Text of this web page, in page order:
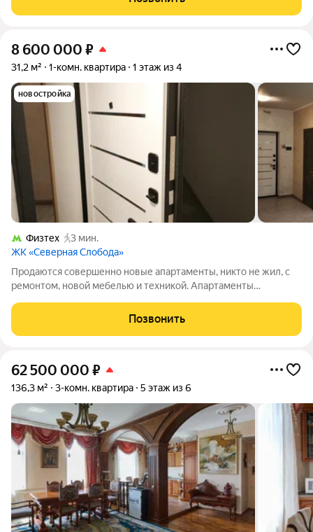
ведь внутри идеально чисто, уютно
8 600 000 ₽
31,2 м² 1-комн. квартира 1 этаж из 4
новостройка
Физтех
3 мин.
ЖК «Северная Слобода»
Продаются совершенно новые апартаменты, никто не жил, с
ремонтом, новой мебелью и техникой. Апартаменты
относится к огороженному и охраняемому коттеджному
поселку бизнес-класса Северная Слобода.
Позвонить
62 500 000 ₽
136,3 м² 3-комн. квартира 5 этаж из 6